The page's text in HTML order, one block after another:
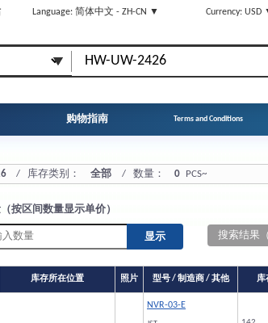
Language: 简体中文 - ZH-CN ▼ Currency: USD
购物指南 Terms and Conditions
/ 库存类别： 全部 / 数量： 0 PCS~
按区间数量显示单价）
搜索结果（
库存所在位置 照片 型号 / 制造商 / 其他 库
NVR-03-E